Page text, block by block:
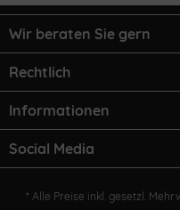
Wir beraten Sie gern
Rechtlich
Informationen
Social Media
* Alle Preise inkl. gesetzl.